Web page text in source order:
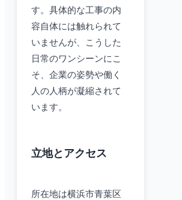
す。具体的な工事の内
容自体には触れられて
いませんが、こうした
日常のワンシーンにこ
そ、企業の姿勢や働く
人の人柄が凝縮されて
います。
立地とアクセス
所在地は横浜市青葉区